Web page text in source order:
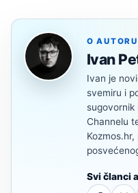
O AUTORU
Ivan
Ivan je
svemiru i
Channelu
Svi članci